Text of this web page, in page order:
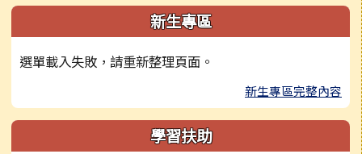
新生專區
選單載入失敗，請重新整理頁面。
新生專區完整內容
學習扶助